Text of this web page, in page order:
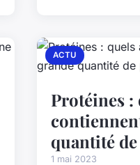
ACTU
Protéines :
quantité
1 mai 2023